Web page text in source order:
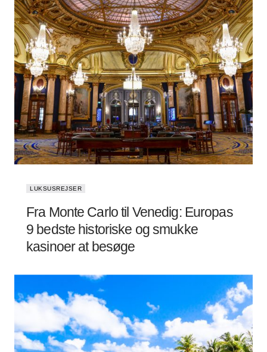
LUKSUSREJSER
Fra Monte Carlo til Venedig: Europas
9 bedste historiske og smukke
kasinoer at besøge